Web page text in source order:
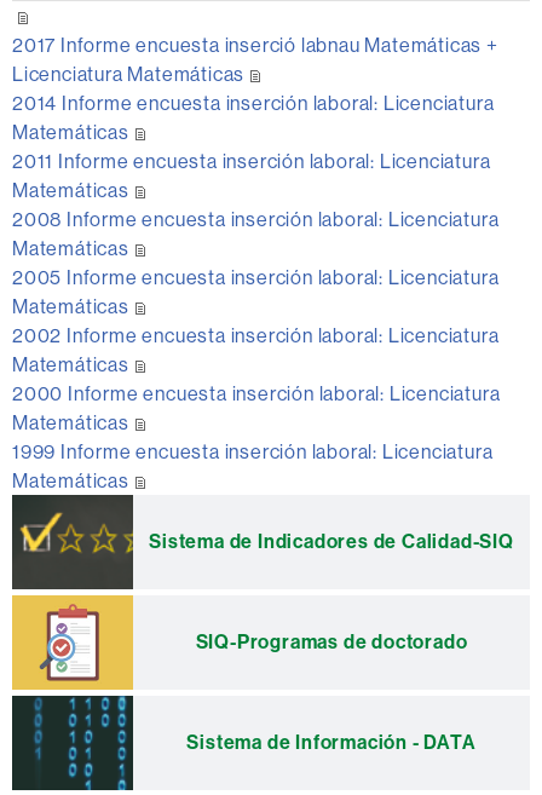
2017 Informe encuesta inserció labnau Matemáticas +
Licenciatura Matemáticas
2014 Informe encuesta inserción laboral: Licenciatura
Matemáticas
2011 Informe encuesta inserción laboral: Licenciatura
Matemáticas
2008 Informe encuesta inserción laboral: Licenciatura
Matemáticas
2005 Informe encuesta inserción laboral: Licenciatura
Matemáticas
2002 Informe encuesta inserción laboral: Licenciatura
Matemáticas
2000 Informe encuesta inserción laboral: Licenciatura
Matemáticas
1999 Informe encuesta inserción laboral: Licenciatura
Matemáticas
Información
complementariaSistema de Indicadores de Calidad-SIQ
SIQ-Programas de doctorado
Sistema de Información - DATA